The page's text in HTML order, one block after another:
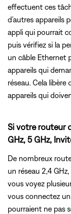
effectuent ces
d’autres appareils
appli qui pourrait
puis vérifiez si la
un câble Ethernet
appareils qui
réseau. Cela libère
appareils qui
Si votre routeur
GHz, 5 GHz,
De nombreux
un réseau 2,4
vous voyez
vous connectez
pourraient ne pas